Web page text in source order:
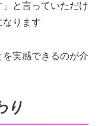
と言っていただけ
なります
実感できるのが介
り